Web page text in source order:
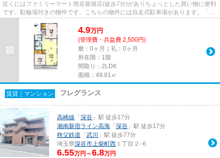
近くにはファミリーマート熊谷新堀店(徒歩7分)がありちょっとした買い物に便利
です。駐輪場付きの物件です。こちらの物件には自走式駐車場があります。「エ
ステートミライ」のここがイ...
4.9万円
(管理費・共益費 2,500円)
敷：0ヶ月｜礼：0ヶ月
所在階：1階
間取り：2LDK
面積：49.81㎡
賃貸｜マンション フレグランス
高崎線 「深谷 」駅 徒歩17分
湘南新宿ライン高海 「深谷 」駅 徒歩17分
秩父鉄道 「武川
」駅 徒歩77分
埼玉県深谷市 上柴町西 １丁目２-６
6.55万円～6.8万円